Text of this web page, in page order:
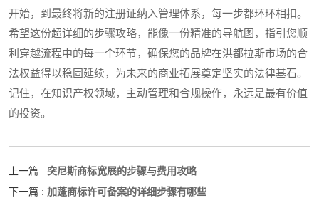
开始，到最终将新的注册证纳入管理体系，每一步都环环相扣。
希望这份超详细的步骤攻略，能像一份精准的导航图，指引您顺
利穿越流程中的每一个环节，确保您的品牌在洪都拉斯市场的合
法权益得以稳固延续，为未来的商业拓展奠定坚实的法律基石。
记住，在知识产权领域，主动管理和合规操作，永远是最有价值
的投资。
上一篇 : 突尼斯商标宽展的步骤与费用攻略
下一篇 : 加蓬商标许可备案的详细步骤有哪些